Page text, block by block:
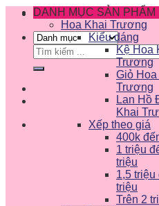
Tìm
kiếm:
DANH MỤC SẢN PHẨM
Hoa Khai Trương
Kiểu dáng
Kệ Hoa
Trương
Giỏ Hoa
Trương
Lan Hồ
Khai
Xếp theo giá
400k
1 triệu
triệu
1,5 triệu
triệu
Trên 2